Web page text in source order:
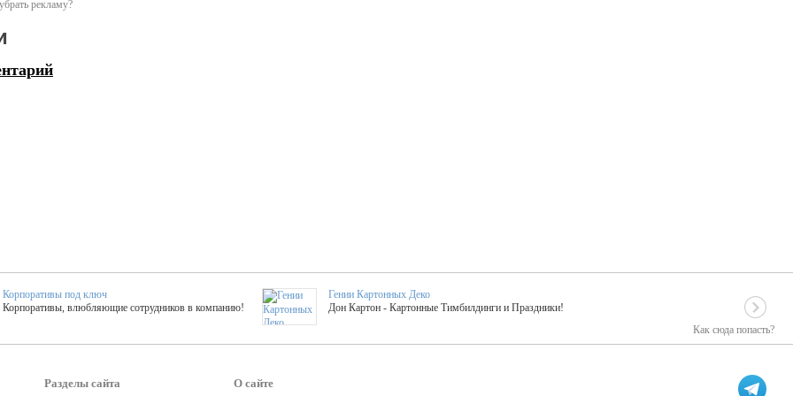
рекламу?
Как сюда попасть?
Корпоративы под ключ
Корпоративы, влюбляющие сотрудников в компанию!
Гении Картонных Деко
Дон Картон - Картонные Тимбилдинги и Праздники!
Разделы сайта О сайте